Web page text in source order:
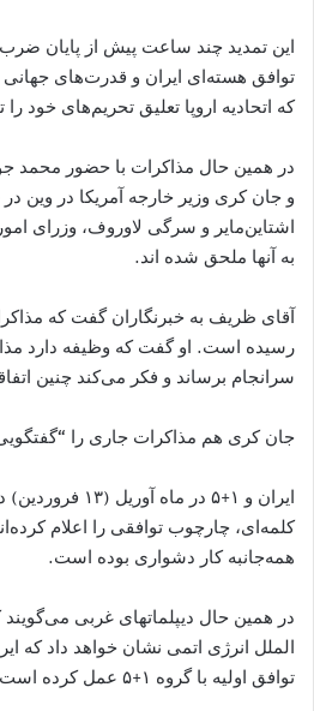
این تمدید چند ساعت پیش از پایان
توافق هسته‌ای ایران و قدرت‌های
که اتحادیه اروپا تعلیق تحریم‌های خود
در همین حال مذاکرات با حضور محمد
و جان کری وزیر خارجه آمریکا در وین
اشتاین‌مایر و سرگی لاوروف، وزرای
به آنها ملحق شده اند.
آقای ظریف به خبرنگاران گفت که
رسیده است. او گفت که وظیفه دارد
سرانجام برساند و فکر می‌کند چنین
جان کری هم مذاکرات جاری را
کلمه‌ای، چارچوب توافقی را اعلام
همه‌جانبه کار دشواری بوده است.
در همین حال دیپلماتهای غربی
الملل انرژی اتمی نشان خواهد داد که
توافق اولیه با گروه ۱+۵ عمل کرده است.